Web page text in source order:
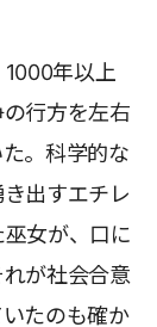
年以上
行方を左右
。科学的な
出すエチレ
女が、口に
が社会合意
たのも確か